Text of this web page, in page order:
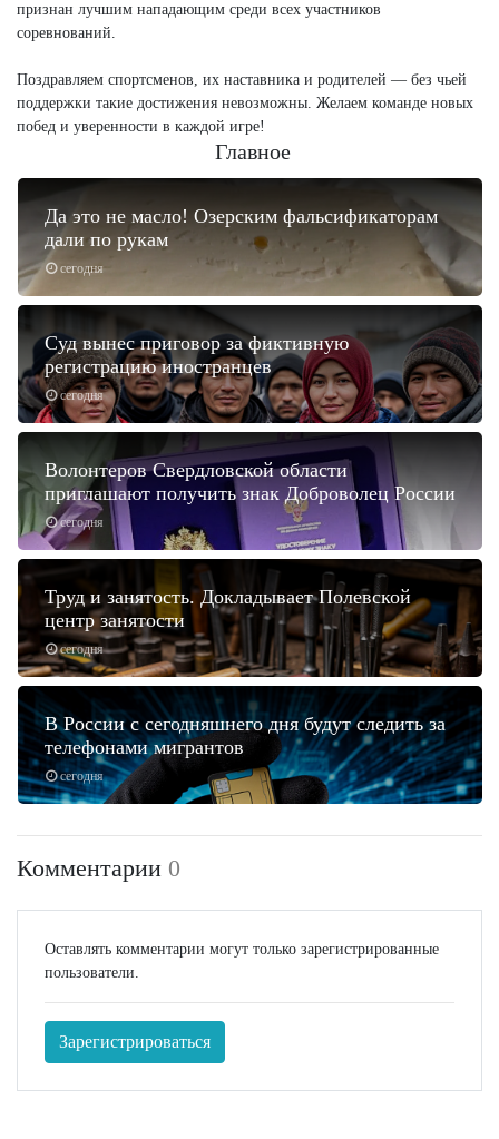
признан лучшим нападающим среди всех участников
соревнований.
Поздравляем спортсменов, их наставника и родителей — без чьей
поддержки такие достижения невозможны. Желаем команде новых
побед и уверенности в каждой игре!
Главное
сегодня
Да это не масло! Озерским фальсификаторам
дали по рукам
сегодня
Суд вынес приговор за фиктивную
регистрацию иностранцев
сегодня
Волонтеров Свердловской области
приглашают получить знак Доброволец России
сегодня
Труд и занятость. Докладывает Полевской
центр занятости
сегодня
В России с сегодняшнего дня будут следить за
телефонами мигрантов
Комментарии 0
Оставлять комментарии могут только зарегистрированные
пользователи.
Зарегистрироваться